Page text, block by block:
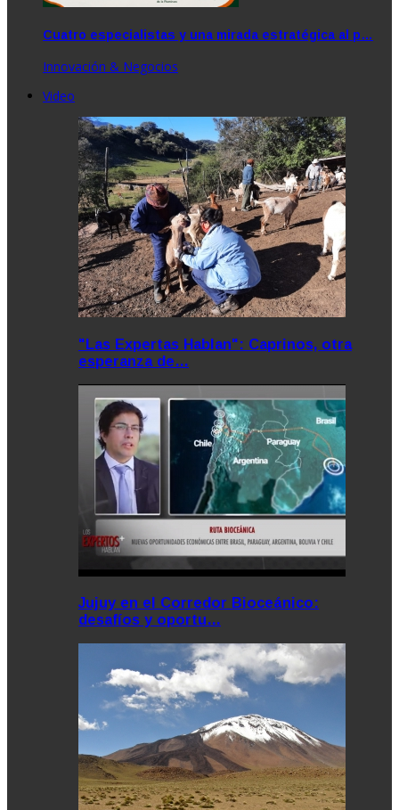
Cuatro especialistas y una mirada estratégica al p…
Innovación & Negocios
Video
"Las Expertas Hablan": Caprinos, otra
esperanza de…
Jujuy en el Corredor Bioceánico:
desafíos y oportu…